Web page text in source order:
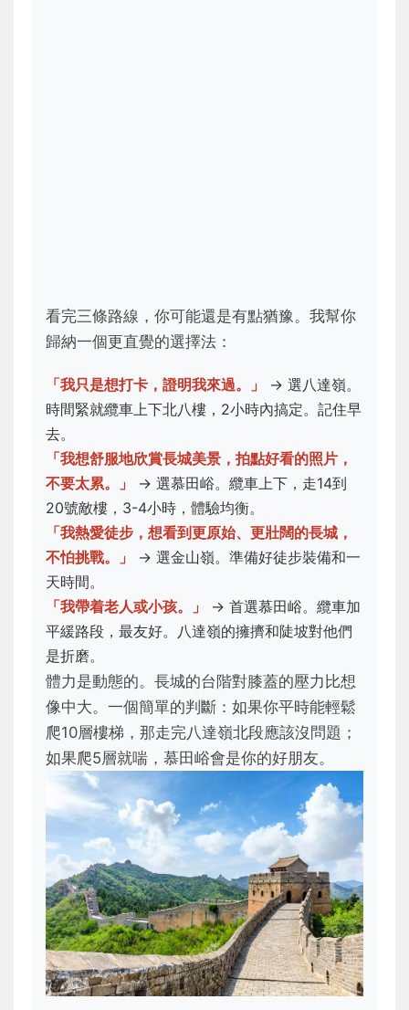
看完三條路線，你可能還是有點猶豫。我幫你
歸納一個更直覺的選擇法：
「我只是想打卡，證明我來過。」
-> 選八達嶺。
時間緊就纜車上下北八樓，2小時內搞定。記住早
去。
「我想舒服地欣賞長城美景，拍點好看的照片，
不要太累。」
-> 選慕田峪。纜車上下，走14到
20號敵樓，3-4小時，體驗均衡。
「我熱愛徒步，想看到更原始、更壯闊的長城，
不怕挑戰。」
-> 選金山嶺。準備好徒步裝備和一
天時間。
「我帶着老人或小孩。」
-> 首選慕田峪。纜車加
平緩路段，最友好。八達嶺的擁擠和陡坡對他們
是折磨。
體力是動態的。長城的台階對膝蓋的壓力比想
像中大。一個簡單的判斷：如果你平時能輕鬆
爬10層樓梯，那走完八達嶺北段應該沒問題；
如果爬5層就喘，慕田峪會是你的好朋友。